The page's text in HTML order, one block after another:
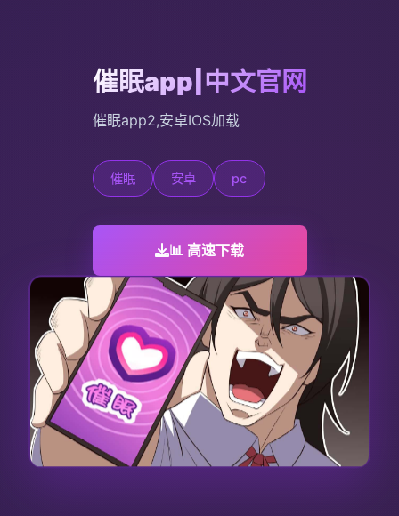
催眠app|中文官网
催眠app2,安卓IOS加载
催眠 安卓 pc
📊 高速下载